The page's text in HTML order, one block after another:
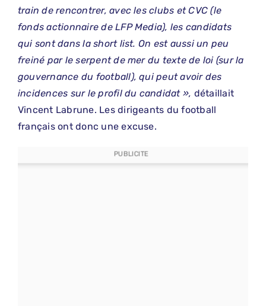
train de rencontrer, avec les clubs et CVC (le
fonds actionnaire de LFP Media), les candidats
qui sont dans la short list. On est aussi un peu
freiné par le serpent de mer du texte de loi (sur la
gouvernance du football), qui peut avoir des
incidences sur le profil du candidat », détaillait
Vincent Labrune. Les dirigeants du football
français ont donc une excuse.
PUBLICITE